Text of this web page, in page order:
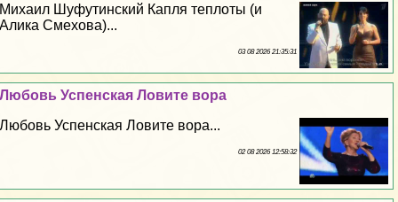
Михаил Шуфутинский Капля теплоты (и
Алика Смехова)...
03 08 2026 21:35:31
Любовь Успенская Ловите вора
Любовь Успенская Ловите вора...
02 08 2026 12:58:32